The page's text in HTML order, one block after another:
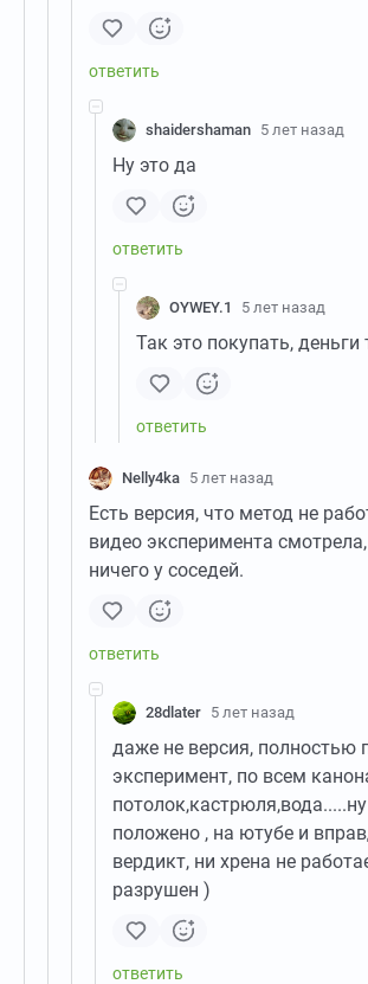
shaidershaman 5 лет назад
Ну это да
OYWEY.1 5 лет назад
Так это покупать, деньги
Nelly4ka 5 лет назад
Есть версия, что метод не
видео эксперимента
ничего у соседей.
28dlater 5 лет назад
даже не версия, полностью
эксперимент, по всем
положено , на ютубе и
вердикт, ни хрена не
разрушен )